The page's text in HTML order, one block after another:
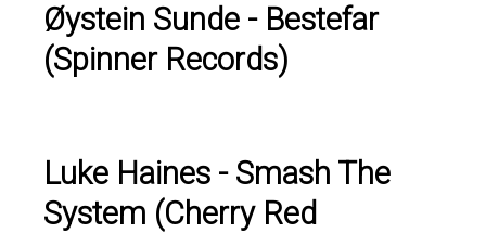
Øystein Sunde - Bestefar
(Spinner Records)
Luke Haines - Smash The
System (Cherry Red